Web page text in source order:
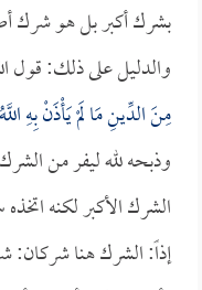
بشرك أكبر بل هو شرك
والدليل على ذلك: قول
مِنَ الدِّينِ مَا لَمْ يَأْذَنْ بِهِ اللَّهُ
وذبحه لله ليفر من
الشرك الأكبر لكنه
إذاً: الشرك هنا